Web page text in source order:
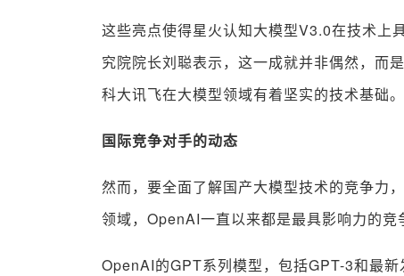
这些亮点使得星火认知大模型V3.0在技术上
究院院长刘聪表示，这一成就并非偶然，而
科大讯飞在大模型领域有着坚实的技术基础。
国际竞争对手的动态
然而，要全面了解国产大模型技术的竞争力
领域，OpenAI一直以来都是最具影响力的竞
OpenAI的GPT系列模型，包括GPT-3和最